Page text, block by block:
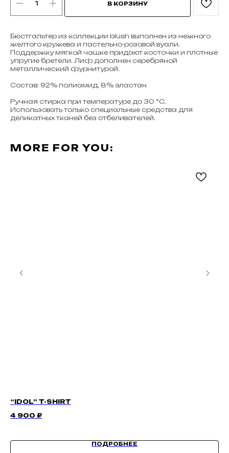
В КОРЗИНУ
Бюстгальтер из коллекции blush выполнен из нежного
желтого кружева и пастельно-розовой вуали.
Поддержку мягкой чашке придают косточки и плотные
упругие бретели. Лиф дополнен серебряной
металлический фурнитурой.
Cостав: 92% полиамид, 8% эластан
Ручная стирка при температуре до 30 °C.
Использовать только специальные средства для
деликатных тканей без отбеливателей.
MORE FOR YOU:
“IDOL” T-SHIRT
4 900 ₽
ПОДРОБНЕЕ